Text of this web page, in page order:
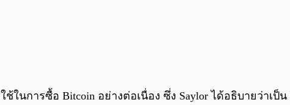
ใช้ในการซื้อ Bitcoin อย่างต่อเนื่อง ซึ่ง Saylor ได้อธิบายว่าเป็น